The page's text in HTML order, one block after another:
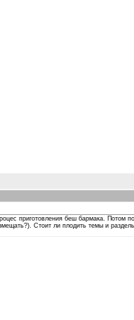
приготовления беш бармака. Потом
Стоит ли плодить темы и